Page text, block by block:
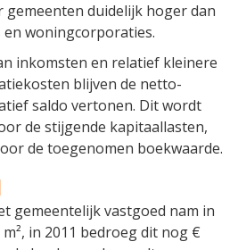
duidelijk hoger dan
woningcorporaties.
inkomsten en relatief kleinere
blijven de netto-
saldo vertonen. Dit wordt
de stijgende kapitaallasten,
de toegenomen boekwaarde.
gemeentelijk vastgoed nam in
in 2011 bedroeg dit nog €